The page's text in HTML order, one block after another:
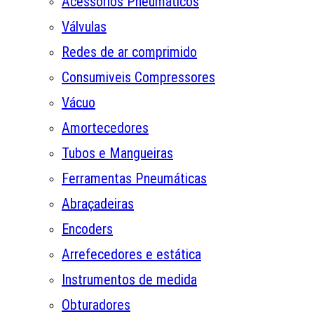
Válvulas
Redes de ar comprimido
Consumiveis Compressores
Vácuo
Amortecedores
Tubos e Mangueiras
Ferramentas Pneumáticas
Abraçadeiras
Encoders
Arrefecedores e estática
Instrumentos de medida
Obturadores